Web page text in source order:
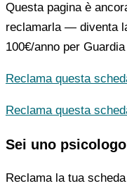
Questa pagina è
reclamarla — diventa
100€/anno per
Reclama questa
Reclama questa
Sei uno
Reclama la tua